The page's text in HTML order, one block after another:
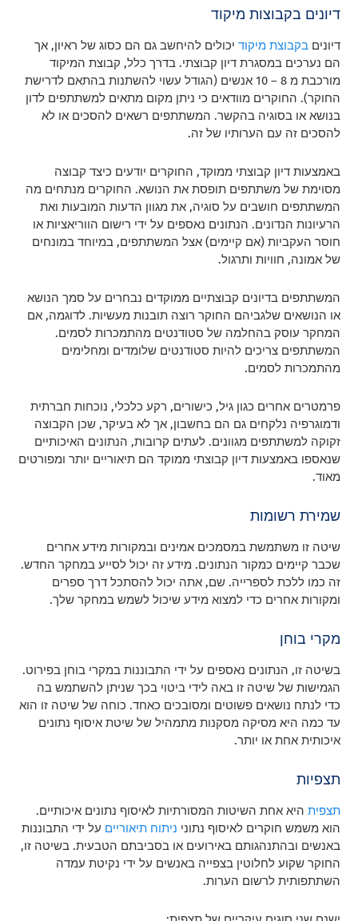
דיונים בקבוצות מיקוד
דיוניםבקבוצת מיקוד יכולים להיחשב גם הם כסוג של ראיון, אך
הם נערכים במסגרת דיון קבוצתי. בדרך כלל, קבוצת המיקוד
מורכבת מ 8 – 10 אנשים (הגודל עשוי להשתנות בהתאם לדרישת
החוקר). החוקרים מוודאים כי ניתן מקום מתאים למשתתפים לדון
בנושא או בסוגיה בהקשר. המשתתפים רשאים להסכים או לא
להסכים זה עם הערותיו של זה.
באמצעות דיון קבוצתי ממוקד, החוקרים יודעים כיצד קבוצה
מסוימת של משתתפים תופסת את הנושא. החוקרים מנתחים מה
המשתתפים חושבים על סוגיה, את מגוון הדעות המובעות ואת
הרעיונות הנדונים. הנתונים נאספים על ידי רישום הווריאציות או
חוסר העקביות (אם קיימים) אצל המשתתפים, במיוחד במונחים
של אמונה, חוויות ותרגול.
המשתתפים בדיונים קבוצתיים ממוקדים נבחרים על סמך הנושא
או הנושאים שלגביהם החוקר רוצה תובנות מעשיות. לדוגמה, אם
המחקר עוסק בהחלמה של סטודנטים מהתמכרות לסמים.
המשתתפים צריכים להיות סטודנטים שלומדים ומחלימים
מהתמכרות לסמים.
פרמטרים אחרים כגון גיל, כישורים, רקע כלכלי, נוכחות חברתית
ודמוגרפיה נלקחים גם הם בחשבון, אך לא בעיקר, שכן הקבוצה
זקוקה למשתתפים מגוונים. לעתים קרובות, הנתונים האיכותיים
שנאספו באמצעות דיון קבוצתי ממוקד הם תיאוריים יותר ומפורטים
מאוד.
שמירת רשומות
שיטה זו משתמשת במסמכים אמינים ובמקורות מידע אחרים
שכבר קיימים כמקור הנתונים. מידע זה יכול לסייע במחקר החדש.
זה כמו ללכת לספרייה. שם, אתה יכול להסתכל דרך ספרים
ומקורות אחרים כדי למצוא מידע שיכול לשמש במחקר שלך.
מקרי בוחן
בשיטה זו, הנתונים נאספים על ידי התבוננות במקרי בוחן בפירוט.
הגמישות של שיטה זו באה לידי ביטוי בכך שניתן להשתמש בה
כדי לנתח נושאים פשוטים ומסובכים כאחד. כוחה של שיטה זו הוא
עד כמה היא מסיקה מסקנות מתמהיל של שיטת איסוף נתונים
איכותית אחת או יותר.
תצפיות
תצפית היא אחת השיטות המסורתיות לאיסוף נתונים איכותיים.
הוא משמש חוקרים לאיסוף נתוני ניתוח תיאוריים על ידי התבוננות
באנשים ובהתנהגותם באירועים או בסביבתם הטבעית. בשיטה זו,
החוקר שקוע לחלוטין בצפייה באנשים על ידי נקיטת עמדה
השתתפותית לרשום הערות.